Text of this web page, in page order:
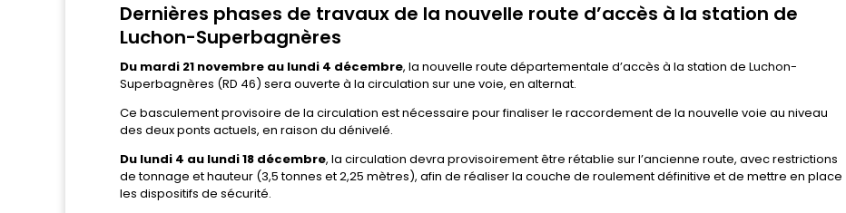
Dernières phases de travaux de la nouvelle route d’accès à la station de
Luchon-Superbagnères
Du mardi 21 novembre au lundi 4 décembre, la nouvelle route départementale d’accès à la station de Luchon-
Superbagnères (RD 46) sera ouverte à la circulation sur une voie, en alternat.
Ce basculement provisoire de la circulation est nécessaire pour finaliser le raccordement de la nouvelle voie au niveau
des deux ponts actuels, en raison du dénivelé.
Du lundi 4 au lundi 18 décembre, la circulation devra provisoirement être rétablie sur l’ancienne route, avec restrictions
de tonnage et hauteur (3,5 tonnes et 2,25 mètres), afin de réaliser la couche de roulement définitive et de mettre en place
les dispositifs de sécurité.